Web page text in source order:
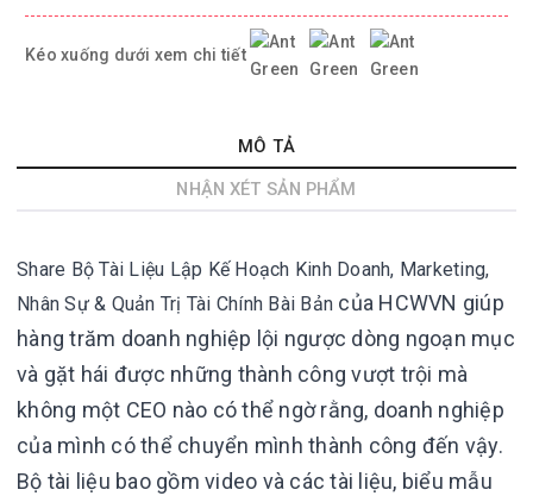
Kéo xuống dưới xem chi tiết
MÔ TẢ
NHẬN XÉT SẢN PHẨM
Share Bộ Tài Liệu Lập Kế Hoạch Kinh Doanh, Marketing,
Nhân Sự & Quản Trị Tài Chính Bài Bản của HCWVN giúp
hàng trăm doanh nghiệp lội ngược dòng ngoạn mục
và gặt hái được những thành công vượt trội mà
không một CEO nào có thể ngờ rằng, doanh nghiệp
của mình có thể chuyển mình thành công đến vậy.
Bộ tài liệu bao gồm video và các tài liệu, biểu mẫu